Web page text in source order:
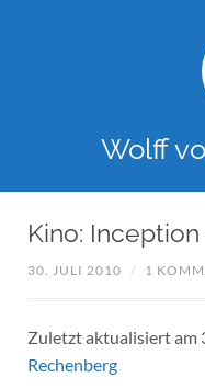
Wolff
Kino:
30. JULI 2010 / 1
Zuletzt aktualisiert am
Rechenberg